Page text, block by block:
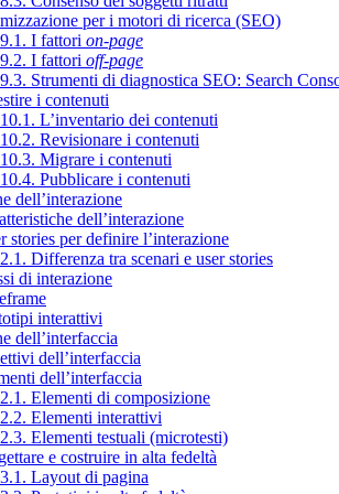
per i motori di ricerca (SEO)
I fattori on-page
I fattori off-page
Strumenti di diagnostica SEO: Search
i contenuti
L’inventario dei contenuti
Revisionare i contenuti
Migrare i contenuti
Pubblicare i contenuti
dell’interazione
dell’interazione
stories per definire l’interazione
Differenza tra scenari e user stories
di interazione
interattivi
dell’interfaccia
dell’interfaccia
dell’interfaccia
Elementi di composizione
Elementi interattivi
Elementi testuali (microtesti)
e costruire in alta fedeltà
Layout di pagina